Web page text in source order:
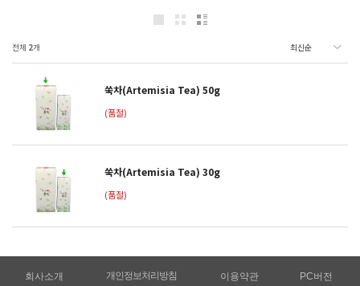
전체 2개
쑥차(Artemisia Tea) 50g
(품절)
쑥차(Artemisia Tea) 30g
(품절)
회사소개 개인정보처리방침 이용약관 PC버전